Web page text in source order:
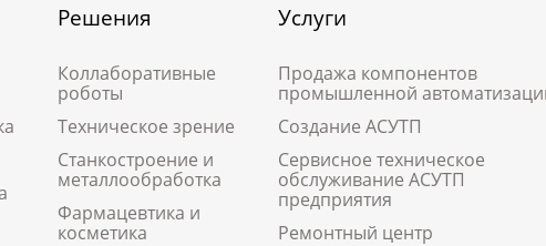
Решения
Коллаборативные
роботы
Техническое зрение
Станкостроение и
металлообработка
Фармацевтика и
косметика
Услуги
Продажа компонентов
промышленной
Создание АСУТП
Сервисное техническое
обслуживание АСУТП
предприятия
Ремонтный центр